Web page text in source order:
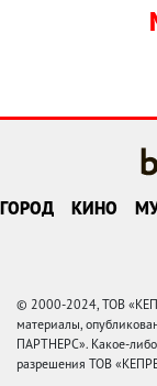
ГОРОД КИНО
© 2000-2024, ТОВ
материалы,
ПАРТНЕРС». Какое-либо
разрешения ТОВ